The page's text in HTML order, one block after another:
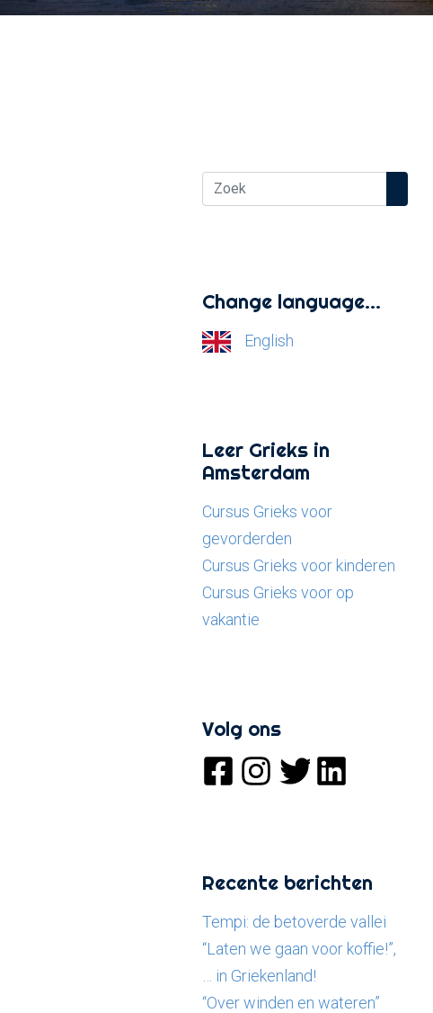
Change language…
English
Leer Grieks in
Amsterdam
Cursus Grieks voor
gevorderden
Cursus Grieks voor kinderen
Cursus Grieks voor op
vakantie
Volg ons
Recente berichten
Tempi: de betoverde vallei
“Laten we gaan voor koffie!”,
… in Griekenland!
“Over winden en wateren”